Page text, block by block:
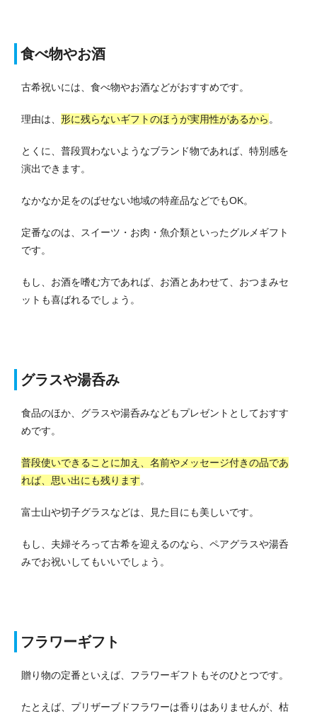
食べ物やお酒
古希祝いには、食べ物やお酒などがおすすめです。
理由は、 形に残らないギフトのほうが実用性があるから 。
とくに、普段買わないようなブランド物であれば、特別感を
演出できます。
なかなか足をのばせない地域の特産品などでもOK。
定番なのは、スイーツ・お肉・魚介類といったグルメギフト
です。
もし、お酒を嗜む方であれば、お酒とあわせて、おつまみセ
ットも喜ばれるでしょう。
グラスや湯呑み
食品のほか、グラスや湯呑みなどもプレゼントとしておすす
めです。
普段使いできることに加え、名前やメッセージ付きの品であ
れば、思い出にも残ります。
富士山や切子グラスなどは、見た目にも美しいです。
もし、夫婦そろって古希を迎えるのなら、ペアグラスや湯呑
みでお祝いしてもいいでしょう。
フラワーギフト
贈り物の定番といえば、フラワーギフトもそのひとつです。
たとえば、プリザーブドフラワーは香りはありませんが、枯